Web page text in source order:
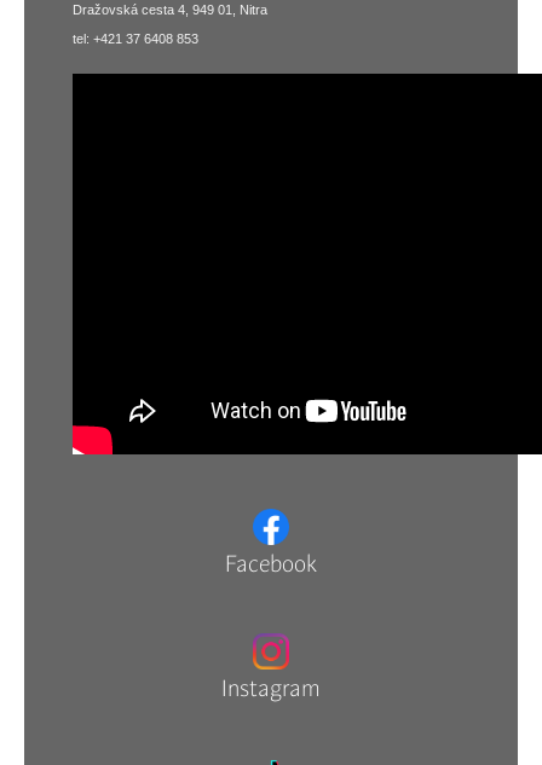
Dražovská cesta 4, 949 01, Nitra
tel: +421 37 6408 853
Facebook
Instagram